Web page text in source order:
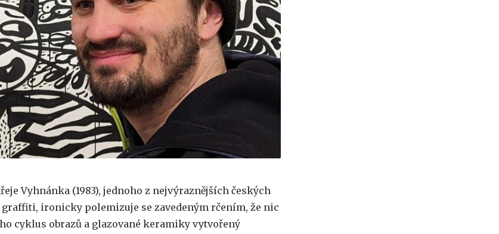
Vyhnánka (1983), jednoho z nejvýraznějších českých
graffiti, ironicky polemizuje se zavedeným rčením, že nic
cyklus obrazů a glazované keramiky vytvořený